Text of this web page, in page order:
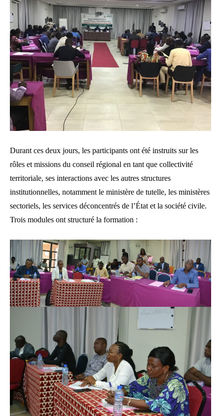
Durant ces deux jours, les participants ont été instruits sur les
rôles et missions du conseil régional en tant que collectivité
territoriale, ses interactions avec les autres structures
institutionnelles, notamment le ministère de tutelle, les ministères
sectoriels, les services déconcentrés de l’État et la société civile.
Trois modules ont structuré la formation :